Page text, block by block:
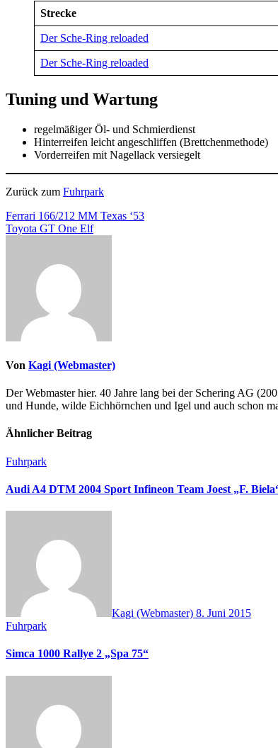
Strecke
Der Sche-Ring reloaded
Der Sche-Ring reloaded
Tuning und Wartung
regelmäßiger Öl- und Schmierdienst
Hinterreifen leicht angeschliffen (Brettchenmethode)
Vorderreifen mit Nagellack versiegelt
Zurück zum Fuhrpark
Beitragsnavigation
Ferrari 166/212 MM Texas ‘53
Toyota GT One Elf
Von Kagi (Webmaster)
Der Webmaster hier. 40 Jahre lang bei der Schering AG
und Hunde, wilde Eichhörnchen und Igel und auch schon
Ähnlicher Beitrag
Fuhrpark
Audi A4 DTM 2004 Sport Infineon Team Joest „F.
Kagi (Webmaster) 8. Juni 2015
Fuhrpark
Simca 1000 Rallye 2 „Spa 75“